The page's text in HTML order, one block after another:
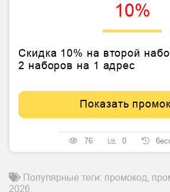
10%
Скидка 10% на второй
2 наборов на 1 адрес
Показать
76 0
Популярные теги: промокод,
2026.